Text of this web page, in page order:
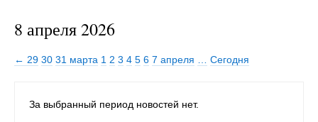
8 апреля 2026
← 29 30 31 марта 1 2 3 4 5 6 7 апреля Сегодня
За выбранный период новостей нет.